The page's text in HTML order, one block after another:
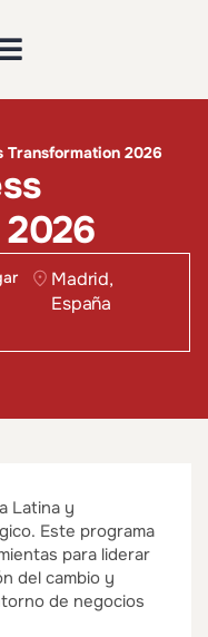
Transformation 2026
Madrid,
España
Latina y
Este programa
para liderar
del cambio y
de negocios